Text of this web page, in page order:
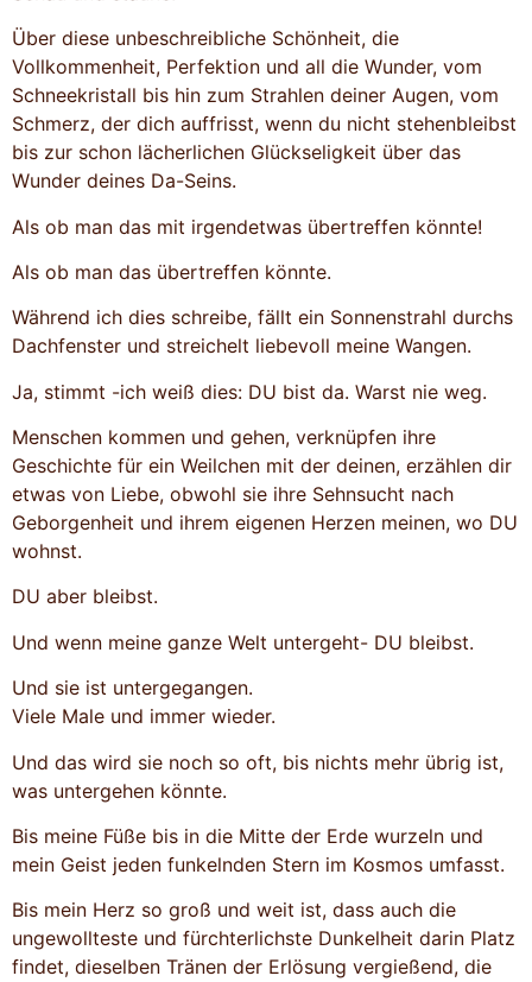
Über diese unbeschreibliche Schönheit, die
Vollkommenheit, Perfektion und all die Wunder, vom
Schneekristall bis hin zum Strahlen deiner Augen, vom
Schmerz, der dich auffrisst, wenn du nicht stehenbleibst
bis zur schon lächerlichen Glückseligkeit über das
Wunder deines Da-Seins.
Als ob man das mit irgendetwas übertreffen könnte!
Als ob man das übertreffen könnte.
Während ich dies schreibe, fällt ein Sonnenstrahl durchs
Dachfenster und streichelt liebevoll meine Wangen.
Ja, stimmt -ich weiß dies: DU bist da. Warst nie weg.
Menschen kommen und gehen, verknüpfen ihre
Geschichte für ein Weilchen mit der deinen, erzählen dir
etwas von Liebe, obwohl sie ihre Sehnsucht nach
Geborgenheit und ihrem eigenen Herzen meinen, wo DU
wohnst.
DU aber bleibst.
Und wenn meine ganze Welt untergeht- DU bleibst.
Und sie ist untergegangen.
Viele Male und immer wieder.
Und das wird sie noch so oft, bis nichts mehr übrig ist,
was untergehen könnte.
Bis meine Füße bis in die Mitte der Erde wurzeln und
mein Geist jeden funkelnden Stern im Kosmos umfasst.
Bis mein Herz so groß und weit ist, dass auch die
ungewollteste und fürchterlichste Dunkelheit darin Platz
findet, dieselben Tränen der Erlösung vergießend, die